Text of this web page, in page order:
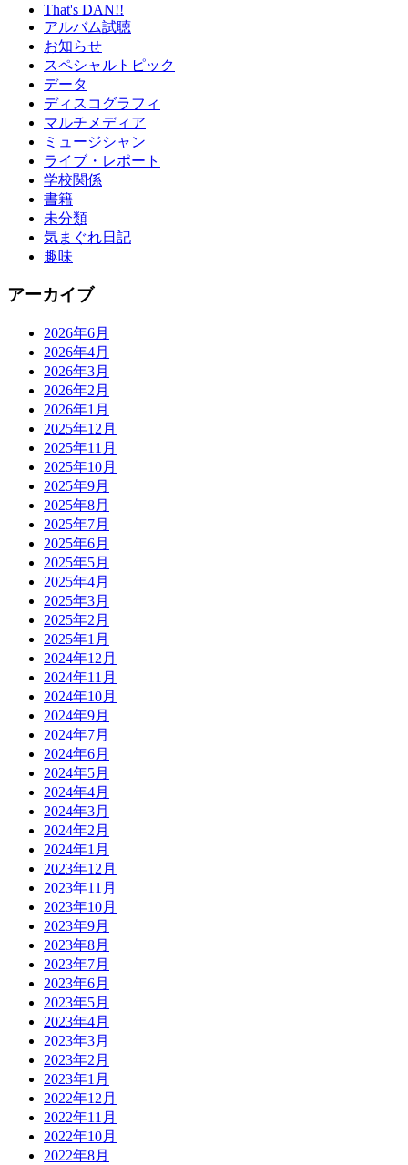
That's DAN!!
アルバム試聴
お知らせ
スペシャルトピック
データ
ディスコグラフィ
マルチメディア
ミュージシャン
ライブ・レポート
学校関係
書籍
未分類
気まぐれ日記
趣味
アーカイブ
2026年6月
2026年4月
2026年3月
2026年2月
2026年1月
2025年12月
2025年11月
2025年10月
2025年9月
2025年8月
2025年7月
2025年6月
2025年5月
2025年4月
2025年3月
2025年2月
2025年1月
2024年12月
2024年11月
2024年10月
2024年9月
2024年7月
2024年6月
2024年5月
2024年4月
2024年3月
2024年2月
2024年1月
2023年12月
2023年11月
2023年10月
2023年9月
2023年8月
2023年7月
2023年6月
2023年5月
2023年4月
2023年3月
2023年2月
2023年1月
2022年12月
2022年11月
2022年10月
2022年8月